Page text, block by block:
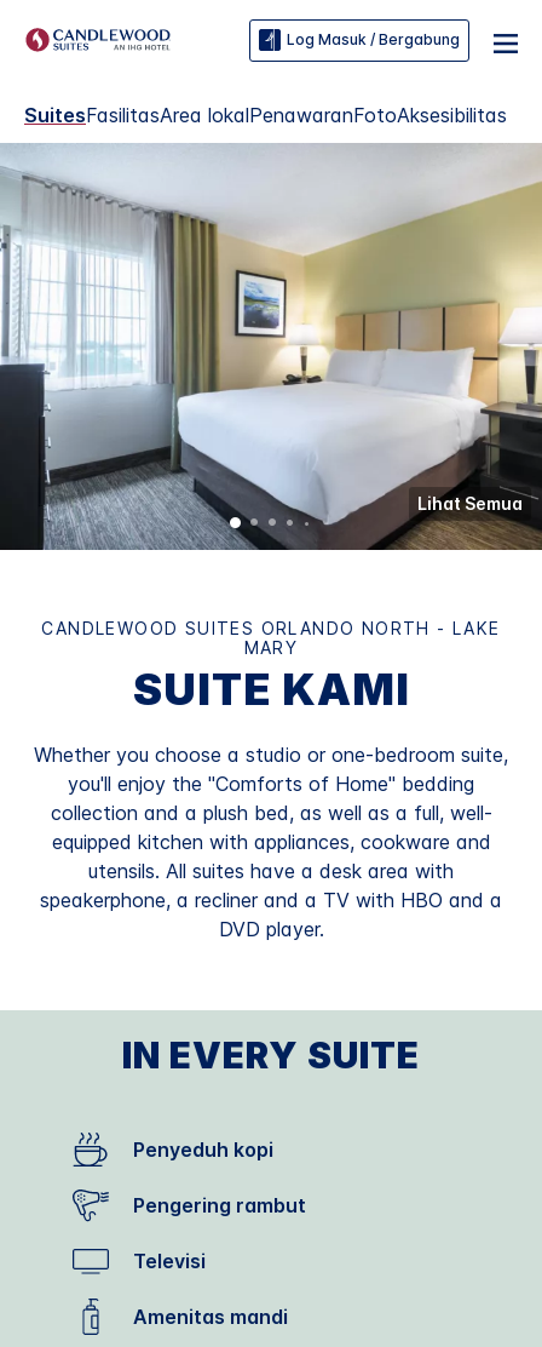
Log Masuk / Bergabung
SuitesFasilitasArea lokalPenawaranFotoAksesibilitas
Lihat Semua
CANDLEWOOD SUITES ORLANDO NORTH - LAKE
MARY
SUITE KAMI
Whether you choose a studio or one-bedroom suite,
you'll enjoy the "Comforts of Home" bedding
collection and a plush bed, as well as a full, well-
equipped kitchen with appliances, cookware and
utensils. All suites have a desk area with
speakerphone, a recliner and a TV with HBO and a
DVD player.
IN EVERY SUITE
Penyeduh kopi
Pengering rambut
Televisi
Amenitas mandi